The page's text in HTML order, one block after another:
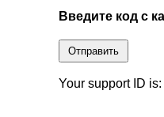
Введите код с
Отправить
Your support ID